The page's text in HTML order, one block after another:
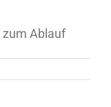
zum Ablauf